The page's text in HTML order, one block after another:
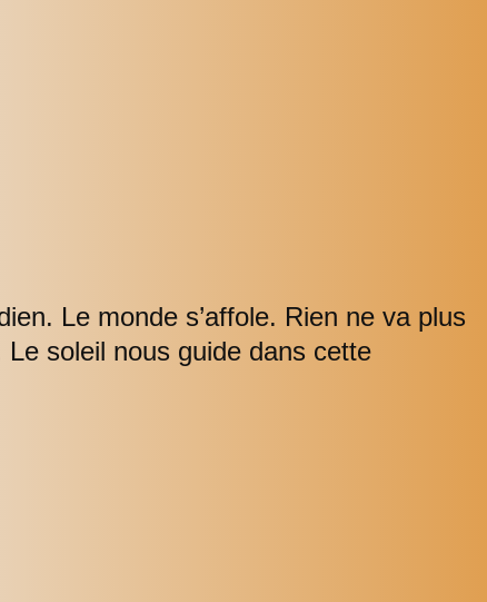
Le monde s’affole. Rien ne va plus
soleil nous guide dans cette